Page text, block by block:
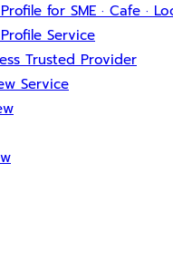
for SME · Cafe ·
Service
Trusted Provider
Service